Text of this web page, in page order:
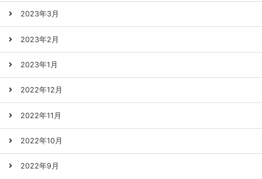
2023年3月
2023年2月
2023年1月
2022年12月
2022年11月
2022年10月
2022年9月